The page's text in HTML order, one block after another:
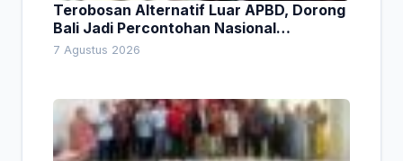
Terobosan Alternatif Luar APBD, Dorong
Bali Jadi Percontohan Nasional
Pembiayaan Daerah
7 Agustus 2026